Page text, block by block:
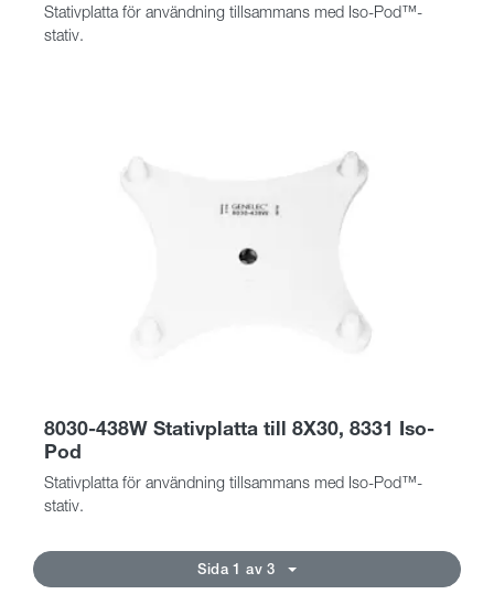
Stativplatta för användning tillsammans med Iso-Pod™-
stativ.
8030-438W Stativplatta till 8X30, 8331 Iso-
Pod
Stativplatta för användning tillsammans med Iso-Pod™-
stativ.
Sida 1 av 3